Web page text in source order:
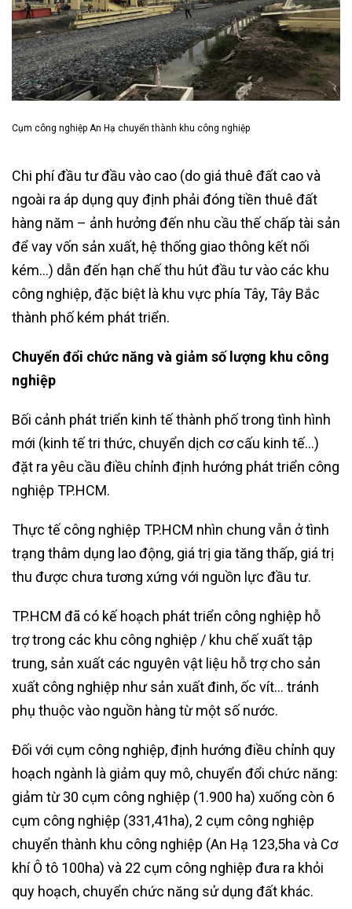
Cụm công nghiệp An Hạ chuyển thành khu công nghiệp
Chi phí đầu tư đầu vào cao (do giá thuê đất cao và
ngoài ra áp dụng quy định phải đóng tiền thuê đất
hàng năm – ảnh hưởng đến nhu cầu thế chấp tài sản
để vay vốn sản xuất, hệ thống giao thông kết nối
kém…) dẫn đến hạn chế thu hút đầu tư vào các khu
công nghiệp, đặc biệt là khu vực phía Tây, Tây Bắc
thành phố kém phát triển.
Chuyển đổi chức năng và giảm số lượng khu công
nghiệp
Bối cảnh phát triển kinh tế thành phố trong tình hình
mới (kinh tế tri thức, chuyển dịch cơ cấu kinh tế…)
đặt ra yêu cầu điều chỉnh định hướng phát triển công
nghiệp TP.HCM.
Thực tế công nghiệp TP.HCM nhìn chung vẫn ở tình
trạng thâm dụng lao động, giá trị gia tăng thấp, giá trị
thu được chưa tương xứng với nguồn lực đầu tư.
TP.HCM đã có kế hoạch phát triển công nghiệp hỗ
trợ trong các khu công nghiệp / khu chế xuất tập
trung, sản xuất các nguyên vật liệu hỗ trợ cho sản
xuất công nghiệp như sản xuất đinh, ốc vít… tránh
phụ thuộc vào nguồn hàng từ một số nước.
Đối với cụm công nghiệp, định hướng điều chỉnh quy
hoạch ngành là giảm quy mô, chuyển đổi chức năng:
giảm từ 30 cụm công nghiệp (1.900 ha) xuống còn 6
cụm công nghiệp (331,41ha), 2 cụm công nghiệp
chuyển thành khu công nghiệp (An Hạ 123,5ha và Cơ
khí Ô tô 100ha) và 22 cụm công nghiệp đưa ra khỏi
quy hoạch, chuyển chức năng sử dụng đất khác.